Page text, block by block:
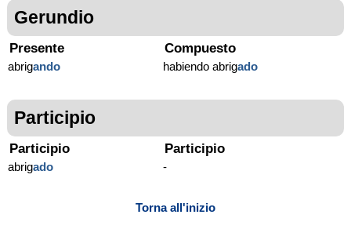
Gerundio
Presente
abrigando
Compuesto
habiendo abrigado
Participio
Participio
abrigado
Participio
-
Torna all'inizio